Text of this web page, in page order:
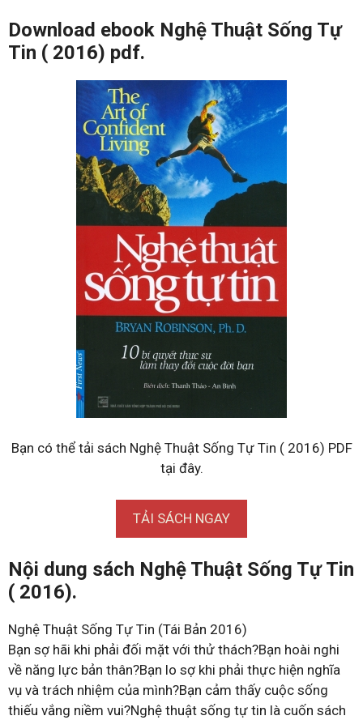
Download ebook Nghệ Thuật Sống Tự
Tin ( 2016) pdf.
Bạn có thể tải sách Nghệ Thuật Sống Tự Tin ( 2016) PDF
tại đây.
TẢI SÁCH NGAY
Nội dung sách Nghệ Thuật Sống Tự Tin
( 2016).
Nghệ Thuật Sống Tự Tin (Tái Bản 2016)
Bạn sợ hãi khi phải đối mặt với thử thách?Bạn hoài nghi
về năng lực bản thân?Bạn lo sợ khi phải thực hiện nghĩa
vụ và trách nhiệm của mình?Bạn cảm thấy cuộc sống
thiếu vắng niềm vui?Nghệ thuật sống tự tin là cuốn sách